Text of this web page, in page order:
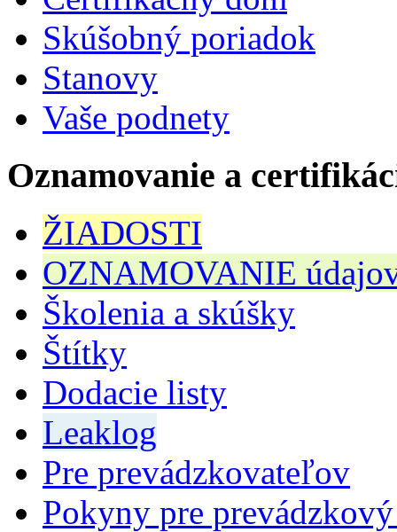
Skúšobný poriadok
Stanovy
Vaše podnety
Oznamovanie a
ŽIADOSTI
OZNAMOVANIE
Školenia a skúšky
Štítky
Dodacie listy
Leaklog
Pre prevádzkovateľov
Pokyny pre